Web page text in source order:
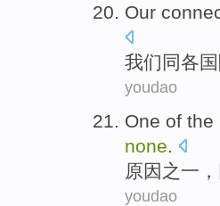
Our
我们 同各
youdao
One of the
none.
原因 之一 ，
youdao